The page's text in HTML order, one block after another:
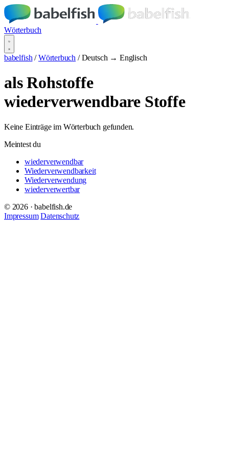
Wörterbuch
babelfish / Wörterbuch / Deutsch → Englisch
als Rohstoffe
wiederverwendbare Stoffe
Keine Einträge im Wörterbuch gefunden.
Meintest du
wiederverwendbar
Wiederverwendbarkeit
Wiederverwendung
wiederverwertbar
© 2026 · babelfish.de
Impressum Datenschutz